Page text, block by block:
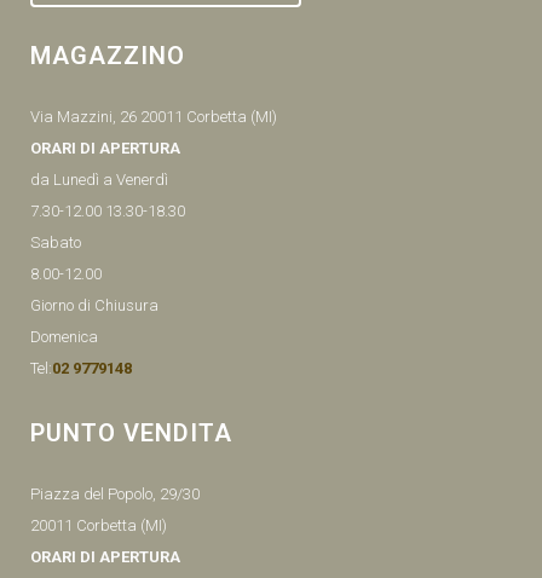
MAGAZZINO
Via Mazzini, 26 20011 Corbetta (MI)
ORARI DI APERTURA
da Lunedì a Venerdì
7.30-12.00 13.30-18.30
Sabato
8.00-12.00
Giorno di Chiusura
Domenica
Tel:02 9779148
PUNTO VENDITA
Piazza del Popolo, 29/30
20011 Corbetta (MI)
ORARI DI APERTURA